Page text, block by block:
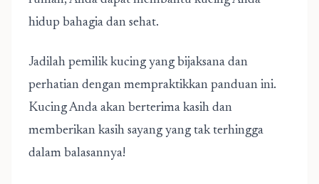
hidup bahagia dan sehat.
Jadilah pemilik kucing yang bijaksana dan
perhatian dengan mempraktikkan panduan ini.
Kucing Anda akan berterima kasih dan
memberikan kasih sayang yang tak terhingga
dalam balasannya!